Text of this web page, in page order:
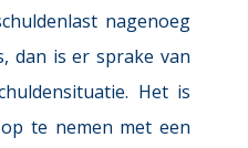
nagenoeg
dan is er sprake van
Het is
te nemen met een